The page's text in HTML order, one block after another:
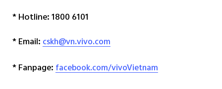
* Hotline: 1800 6101
* Email: cskh@vn.vivo.com
* Fanpage: facebook.com/vivoVietnam